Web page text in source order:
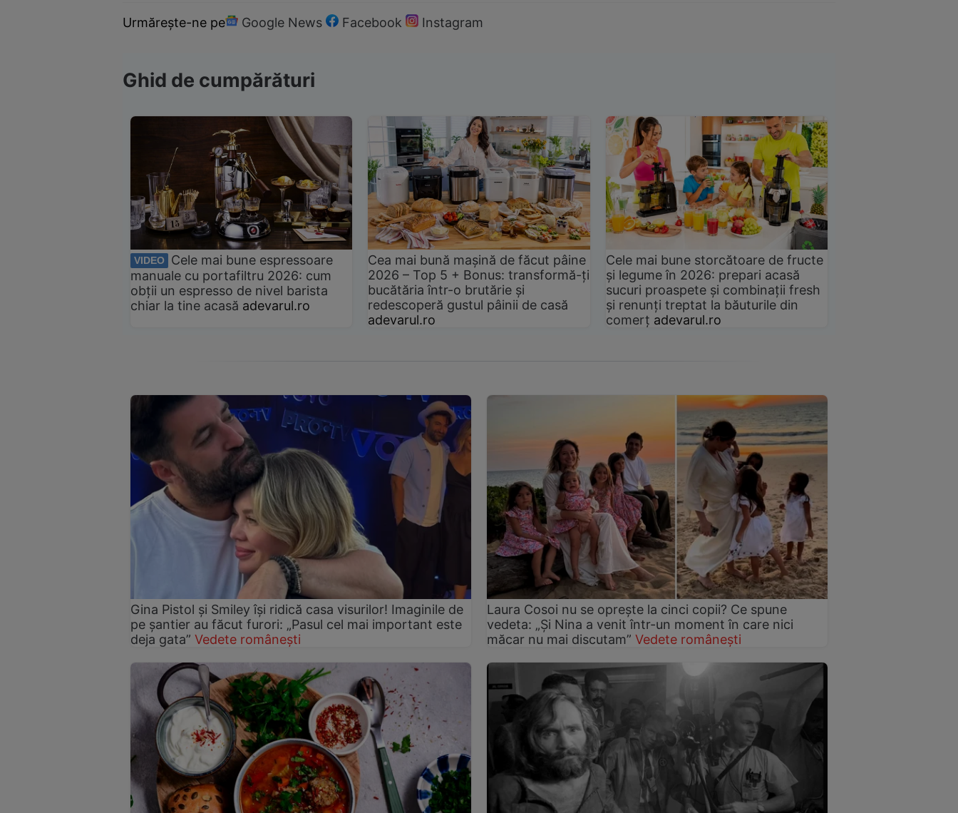
Urmărește-ne pe Google News Facebook Instagram
Ghid de cumpărături
VIDEO
Cele mai bune espressoare
manuale cu portafiltru 2026: cum
obții un espresso de nivel barista
chiar la tine acasă adevarul.ro
Cea mai bună mașină de făcut pâine
2026 – Top 5 + Bonus: transformă-ți
bucătăria într-o brutărie și
redescoperă gustul pâinii de casă
adevarul.ro
Cele mai bune storcătoare de fructe
și legume în 2026: prepari acasă
sucuri proaspete și combinații fresh
și renunți treptat la băuturile din
comerț adevarul.ro
Gina Pistol și Smiley își ridică casa visurilor! Imaginile de
pe șantier au făcut furori: „Pasul cel mai important este
deja gata” Vedete românești
Laura Cosoi nu se oprește la cinci copii? Ce spune
vedeta: „Și Nina a venit într-un moment în care nici
măcar nu mai discutam” Vedete românești